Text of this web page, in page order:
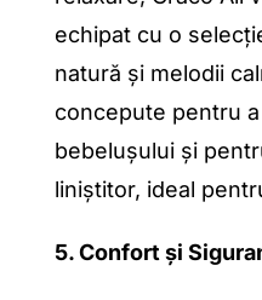
echipat cu o
natură și melodii
concepute pentru
bebelușului și
liniștitor, ideal
5. Confort și